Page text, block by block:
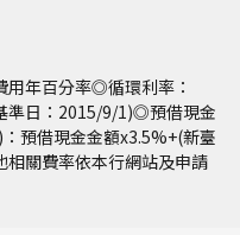
年百分率◎循環利率：
準日：2015/9/1)◎預借現金
預借現金金額x3.5%+(新臺
關費率依本行網站及申請